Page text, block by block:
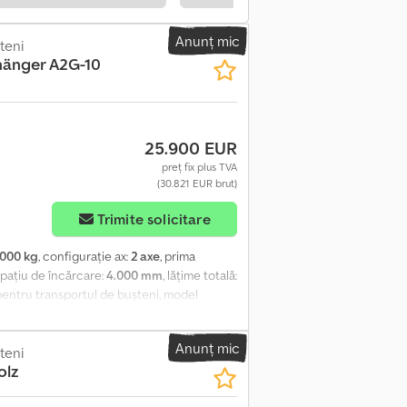
Anunț mic
A2G-10
25.900 EUR
preț fix plus TVA
(30.821 EUR brut)
Trimite solicitare
kg, configurație ax:2 axe, prima
de încărcare:4.000 mm, lățime totală:
transportul de bușteni, model
remorcii: 8.511 mm (la o lungime a
760 mm Proiectie spate: 856 mm Lățimea
la marginea superioară a cadrului,
Greutăți: Greutatea totală admisă:
aprox.: 3.350 kg (fără suportul „Schemel”
Anunț mic